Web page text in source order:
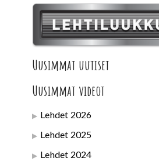
Uusimmat uutiset
Uusimmat videot
Lehdet 2026
Lehdet 2025
Lehdet 2024